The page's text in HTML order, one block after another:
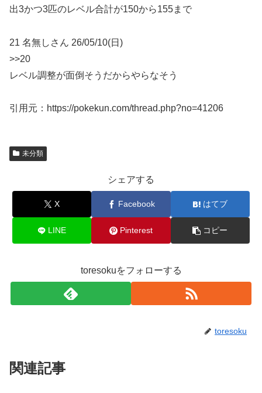
出3かつ3匹のレベル合計が150から155まで
21 名無しさん 26/05/10(日)
>>20
レベル調整が面倒そうだからやらなそう
引用元：https://pokekun.com/thread.php?no=41206
未分類
シェアする
X Facebook はてブ
LINE Pinterest コピー
toresokuをフォローする
toresoku
関連記事